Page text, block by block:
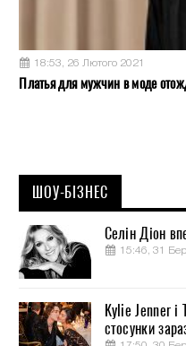
18:53, 26 Лютого 2021
Платья для мужчин в моде
ШОУ-БІЗНЕС
Селін Діон
15:46, 31
Kylie Jenner
стосунки